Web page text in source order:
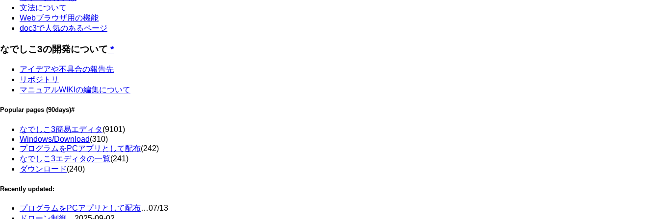
文法について
Webブラウザ用の機能
doc3で人気のあるページ
なでしこ3の開発について *
アイデアや不具合の報告先
リポジトリ
マニュアルWIKIの編集について
Popular pages (90days)#
なでしこ3簡易エディタ(9101)
Windows/Download(310)
プログラムをPCアプリとして配布(242)
なでしこ3エディタの一覧(241)
ダウンロード(240)
Recently updated:
プログラムをPCアプリとして配布…07/13